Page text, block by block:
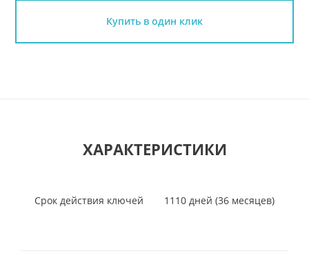
Купить в один клик
ХАРАКТЕРИСТИКИ
Срок действия ключей 1110 дней (36 месяцев)